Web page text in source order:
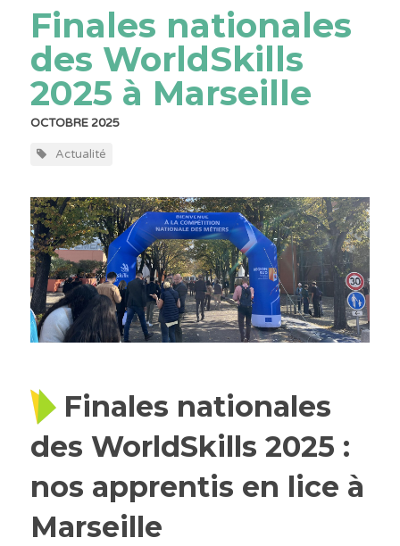
Finales nationales
des WorldSkills
2025 à Marseille
OCTOBRE 2025
Actualité
Finales nationales
des WorldSkills 2025 :
nos apprentis en lice à
Marseille